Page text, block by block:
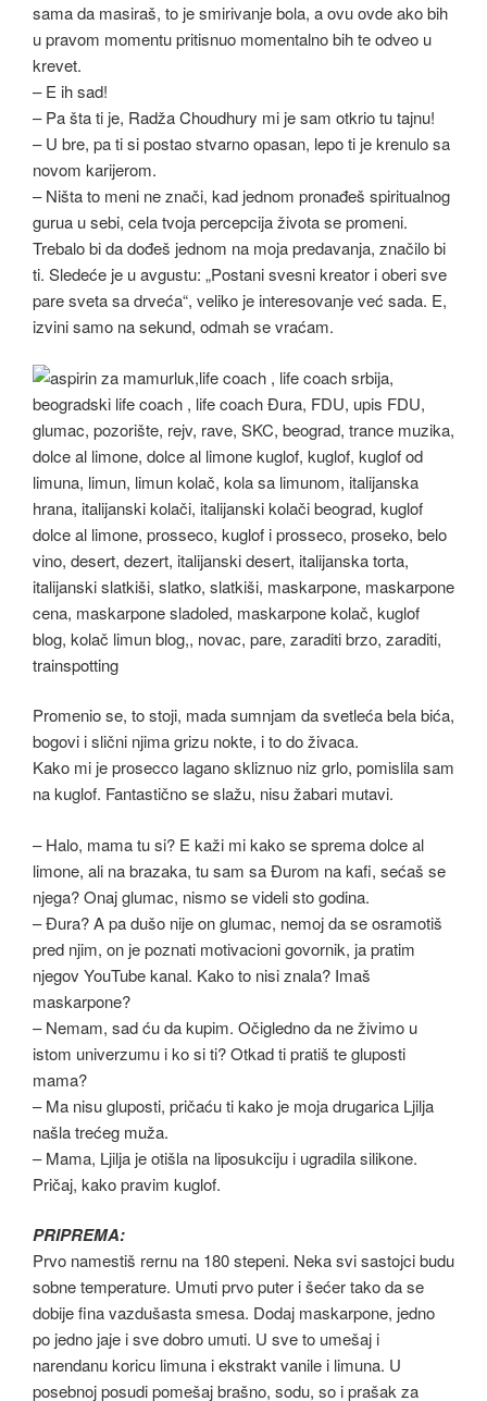
sama da masiraš, to je smirivanje bola, a ovu ovde ako bih
u pravom momentu pritisnuo momentalno bih te odveo u
krevet.
– E ih sad!
– Pa šta ti je, Radža Choudhury mi je sam otkrio tu tajnu!
– U bre, pa ti si postao stvarno opasan, lepo ti je krenulo sa
novom karijerom.
– Ništa to meni ne znači, kad jednom pronađeš spiritualnog
gurua u sebi, cela tvoja percepcija života se promeni.
Trebalo bi da dođeš jednom na moja predavanja, značilo bi
ti. Sledeće je u avgustu: „Postani svesni kreator i oberi sve
pare sveta sa drveća“, veliko je interesovanje već sada. E,
izvini samo na sekund, odmah se vraćam.
Promenio se, to stoji, mada sumnjam da svetleća bela bića,
bogovi i slični njima grizu nokte, i to do živaca.
Kako mi je prosecco lagano skliznuo niz grlo, pomislila sam
na kuglof. Fantastično se slažu, nisu žabari mutavi.
– Halo, mama tu si? E kaži mi kako se sprema dolce al
limone, ali na brazaka, tu sam sa Đurom na kafi, sećaš se
njega? Onaj glumac, nismo se videli sto godina.
– Đura? A pa dušo nije on glumac, nemoj da se osramotiš
pred njim, on je poznati motivacioni govornik, ja pratim
njegov YouTube kanal. Kako to nisi znala? Imaš
maskarpone?
– Nemam, sad ću da kupim. Očigledno da ne živimo u
istom univerzumu i ko si ti? Otkad ti pratiš te gluposti
mama?
– Ma nisu gluposti, pričaću ti kako je moja drugarica Ljilja
našla trećeg muža.
– Mama, Ljilja je otišla na liposukciju i ugradila silikone.
Pričaj, kako pravim kuglof.
PRIPREMA:
Prvo namestiš rernu na 180 stepeni. Neka svi sastojci budu
sobne temperature. Umuti prvo puter i šećer tako da se
dobije fina vazdušasta smesa. Dodaj maskarpone, jedno
po jedno jaje i sve dobro umuti. U sve to umešaj i
narendanu koricu limuna i ekstrakt vanile i limuna. U
posebnoj posudi pomešaj brašno, sodu, so i prašak za